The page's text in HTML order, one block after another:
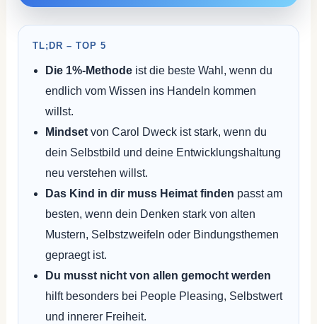
TL;DR – TOP 5
Die 1%-Methodeist die beste Wahl, wenn du
endlich vom Wissen ins Handeln kommen
willst.
Mindsetvon Carol Dweck ist stark, wenn du
dein Selbstbild und deine Entwicklungshaltung
neu verstehen willst.
Das Kind in dir muss Heimat finden passt am
besten, wenn dein Denken stark von alten
Mustern, Selbstzweifeln oder Bindungsthemen
gepraegt ist.
Du musst nicht von allen gemocht werden
hilft besonders bei People Pleasing, Selbstwert
und innerer Freiheit.